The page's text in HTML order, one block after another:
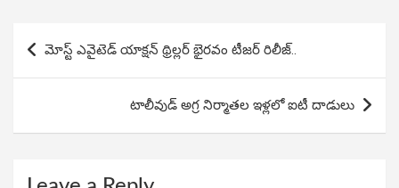
o
o
A
p
n
navigation
మోస్ట్ ఎవైటెడ్ యాక్షన్ థ్రిల్లర్ భైరవం టీజర్ రిలీజ్..
టాలీవుడ్ అగ్ర నిర్మాతల ఇళ్లలో ఐటీ దాడులు